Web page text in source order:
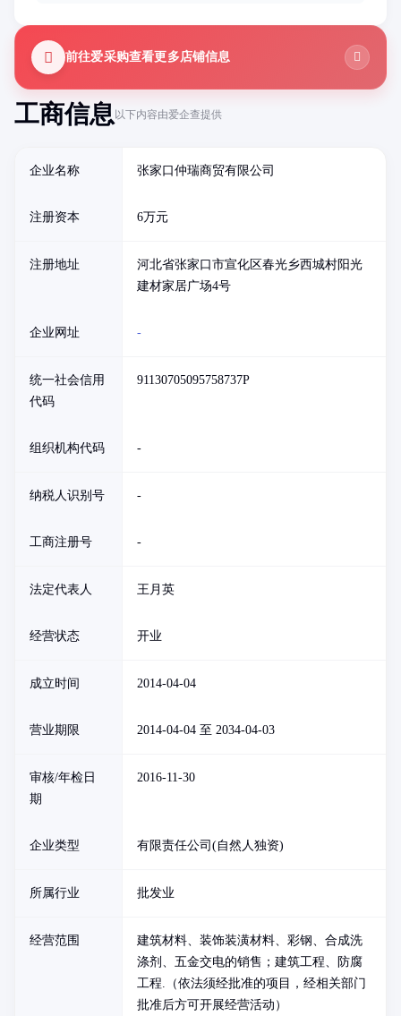
工商信息以下内容由爱企查提供
企业名称 张家口仲瑞商贸有限公司
注册资本 6万元
注册地址
河北省张家口市宣化区春光乡西城村阳光
建材家居广场4号
企业网址 -
统一社会信用
代码
91130705095758737P
组织机构代码 -
纳税人识别号 -
工商注册号 -
法定代表人 王月英
经营状态 开业
成立时间 2014-04-04
营业期限 2014-04-04 至 2034-04-03
审核/年检日
期
2016-11-30
企业类型 有限责任公司(自然人独资)
所属行业 批发业
经营范围
建筑材料、装饰装潢材料、彩钢、合成洗
涤剂、五金交电的销售；建筑工程、防腐
工程.（依法须经批准的项目，经相关部门
批准后方可开展经营活动）
前往爱采购查看更多店铺信息